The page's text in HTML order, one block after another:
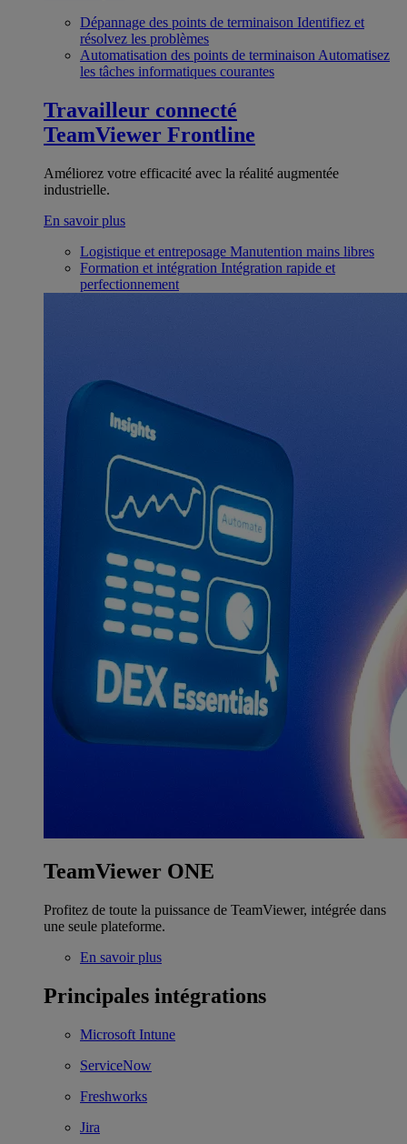
Dépannage des points de terminaison Identifiez et
résolvez les problèmes
Automatisation des points de terminaison Automatisez
les tâches informatiques courantes
Travailleur connecté
TeamViewer Frontline
Améliorez votre efficacité avec la réalité augmentée
industrielle.
En savoir plus
Logistique et entreposage Manutention mains libres
Formation et intégration Intégration rapide et
perfectionnement
TeamViewer ONE
Profitez de toute la puissance de TeamViewer, intégrée dans
une seule plateforme.
En savoir plus
Principales intégrations
Microsoft Intune
ServiceNow
Freshworks
Jira